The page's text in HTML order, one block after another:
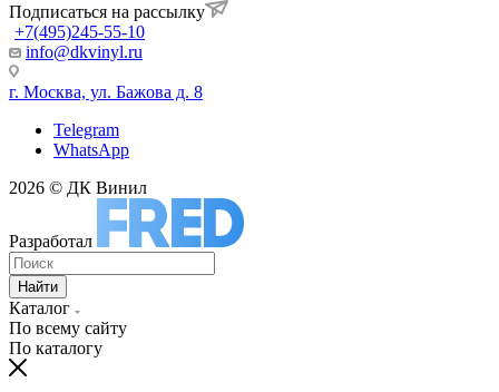
Подписаться на рассылку
+7(495)245-55-10
info@dkvinyl.ru
г. Москва, ул. Бажова д. 8
Telegram
WhatsApp
2026 © ДК Винил
Разработал
Найти
Каталог
По всему сайту
По каталогу